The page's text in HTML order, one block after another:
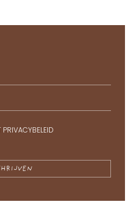
PRIVACYBELEID